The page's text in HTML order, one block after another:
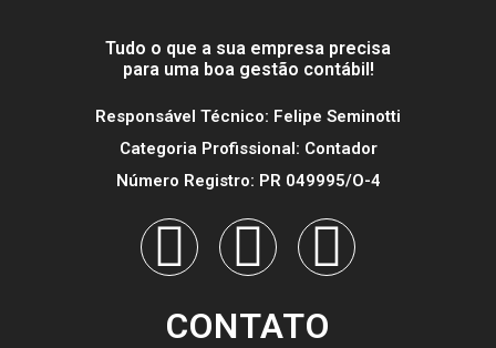
Tudo o que a sua empresa precisa
para uma boa gestão contábil!
Responsável Técnico: Felipe Seminotti
Categoria Profissional: Contador
Número Registro: PR 049995/O-4
CONTATO